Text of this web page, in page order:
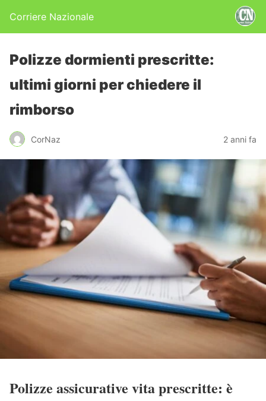
Corriere Nazionale
Polizze dormienti prescritte:
ultimi giorni per chiedere il
rimborso
CorNaz 2 anni fa
Polizze assicurative vita prescritte: è